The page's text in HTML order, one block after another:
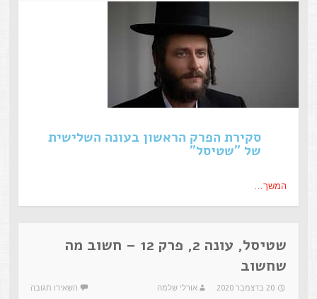
סקירת הפרק הראשון בעונה השלישית
של "שטיסל"
המשך…
שטיסל, עונה 2, פרק 12 – חשוב מה
שחשוב
20 בדצמבר 2020 אורלי שלמה השאירו תגובה